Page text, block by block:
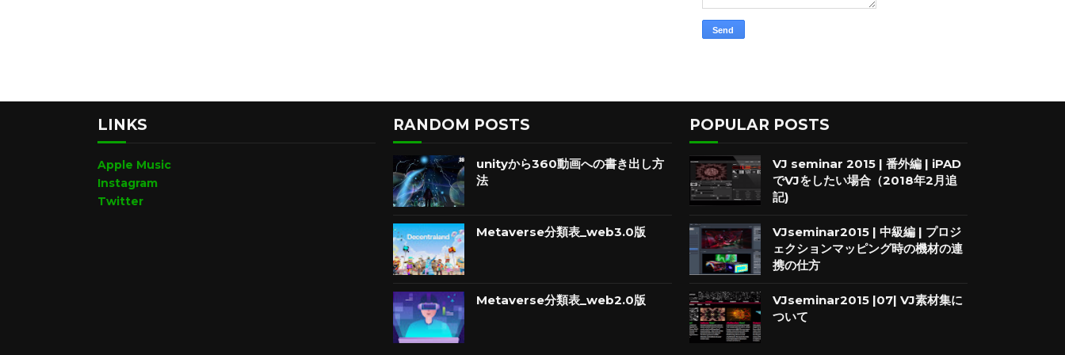
LINKS
Apple Music
Instagram
Twitter
RANDOM POSTS
unityから360動画への書き出し方
法
Metaverse分類表_web3.0版
Metaverse分類表_web2.0版
POPULAR POSTS
VJ seminar 2015 | 番外編 | iPAD
でVJをしたい場合（2018年2月追
記)
VJseminar2015 | 中級編 | プロジ
ェクションマッピング時の機材の連
携の仕方
VJseminar2015 |07| VJ素材集に
ついて